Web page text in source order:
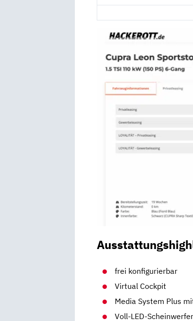
frei konfigurierbar
Virtual Cockpit
Media System Plus
Voll-LED-Scheinwerfer